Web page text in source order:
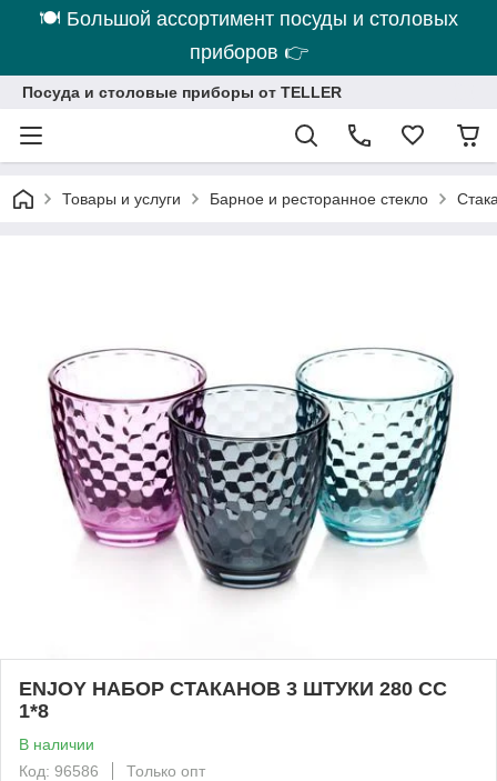
🍽 Большой ассортимент посуды и столовых
приборов 👉
Посуда и столовые приборы от TELLER
Товары и услуги Барное и ресторанное стекло
ENJOY НАБОР СТАКАНОВ 3 ШТУКИ 280 СС
1*8
В наличии
Код: 96586
Только опт